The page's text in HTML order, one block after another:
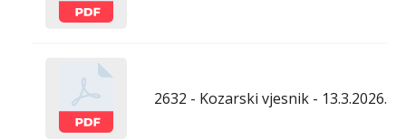
2632 - Kozarski vjesnik - 13.3.2026.